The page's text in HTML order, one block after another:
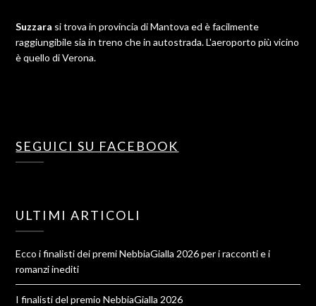
Suzzara si trova in provincia di Mantova ed è facilmente
raggiungibile sia in treno che in autostrada. L'aeroporto più vicino
è quello di Verona.
SEGUICI SU FACEBOOK
ULTIMI ARTICOLI
Ecco i finalisti dei premi NebbiaGialla 2026 per i racconti e i
romanzi inediti
I finalisti del premio NebbiaGialla 2026